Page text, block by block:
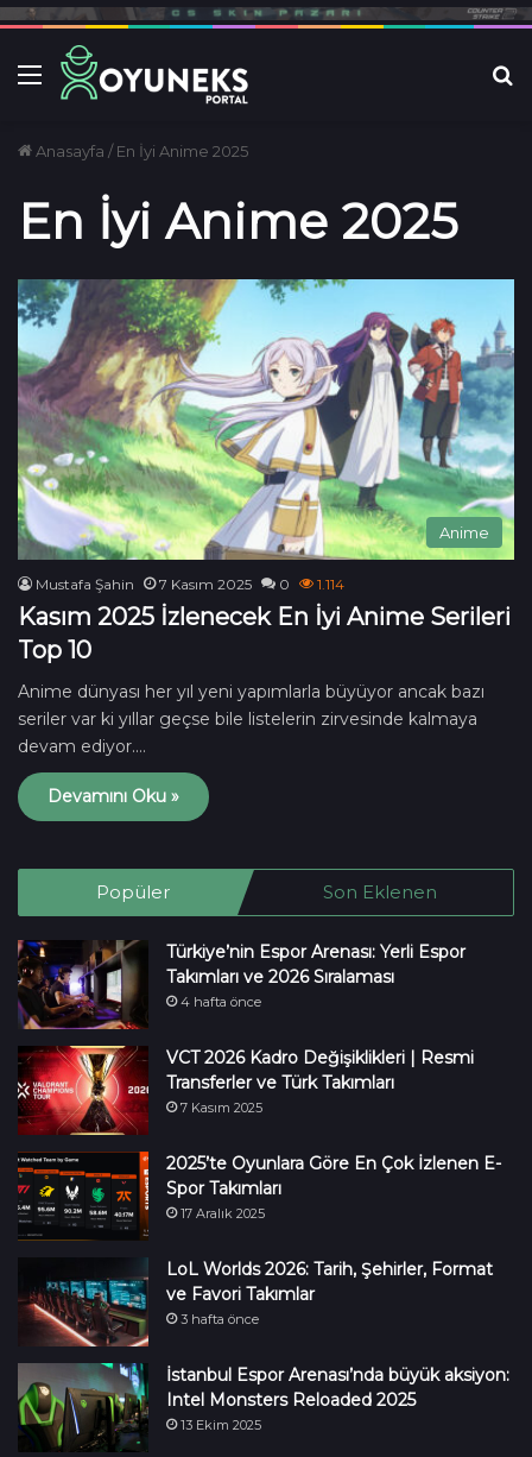
Menü
Anasayfa / En İyi Anime 2025
En İyi Anime 2025
Anime
Mustafa Şahin 7 Kasım 2025 0 1.114
Kasım 2025 İzlenecek En İyi Anime Serileri
Top 10
Anime dünyası her yıl yeni yapımlarla büyüyor ancak bazı
seriler var ki yıllar geçse bile listelerin zirvesinde kalmaya
devam ediyor.…
Devamını Oku »
Popüler Son Eklenen
Türkiye’nin Espor Arenası: Yerli Espor
Takımları ve 2026 Sıralaması
4 hafta önce
VCT 2026 Kadro Değişiklikleri | Resmi
Transferler ve Türk Takımları
7 Kasım 2025
2025’te Oyunlara Göre En Çok İzlenen E-
Spor Takımları
17 Aralık 2025
LoL Worlds 2026: Tarih, Şehirler, Format
ve Favori Takımlar
3 hafta önce
İstanbul Espor Arenası’nda büyük aksiyon:
Intel Monsters Reloaded 2025
13 Ekim 2025